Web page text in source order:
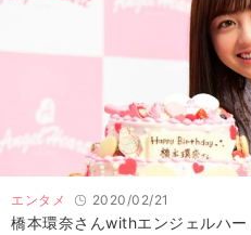
エンタメ 2020/02/21
橋本環奈さんwithエンジェルハ